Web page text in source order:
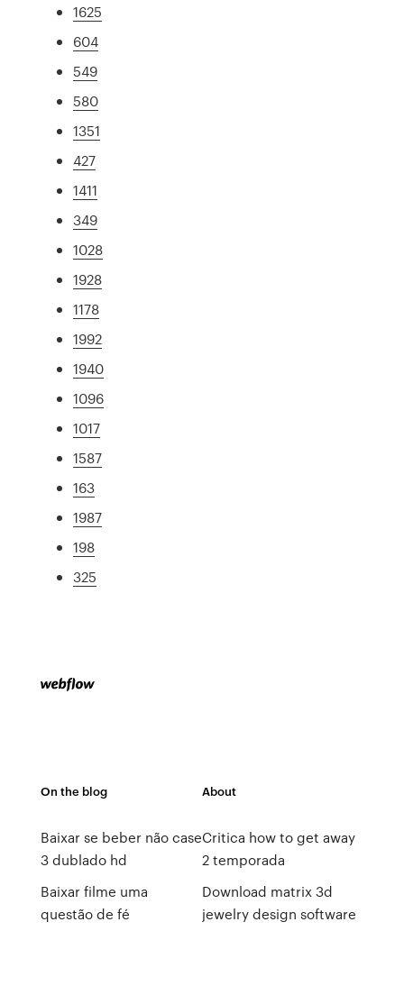
1625
604
549
580
1351
427
1411
349
1028
1928
1178
1992
1940
1096
1017
1587
163
1987
198
325
On the blog
Baixar se beber não case
3 dublado hd
Baixar filme uma
questão de fé
About
Critica how to get away
2 temporada
Download matrix 3d
jewelry design software